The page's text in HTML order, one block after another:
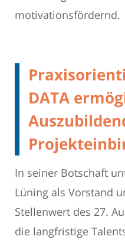
motivationsfördernd.
DATA
In seiner Botschaft
Lüning als Vorstand
Stellenwert des 27.
die langfristige